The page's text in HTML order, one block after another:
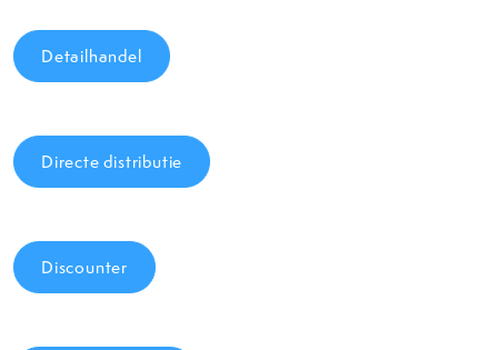
Detailhandel
Directe distributie
Discounter